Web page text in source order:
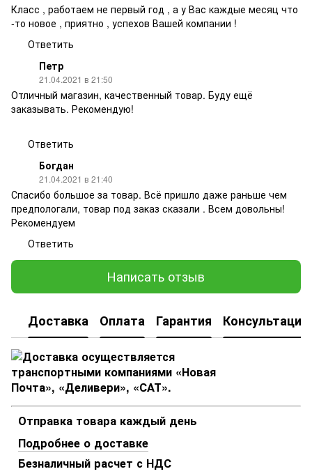
Класс , работаем не первый год , а у Вас каждые месяц что
-то новое , приятно , успехов Вашей компании !
Ответить
Петр
21.04.2021 в 21:50
Отличный магазин, качественный товар. Буду ещё
заказывать. Рекомендую!
Ответить
Богдан
21.04.2021 в 21:40
Спасибо большое за товар. Всё пришло даже раньше чем
предпологали, товар под заказ сказали . Всем довольны!
Рекомендуем
Ответить
Написать отзыв
Доставка Оплата Гарантия Консультация
Отправка товара каждый день
Подробнее о доставке
Безналичный расчет с НДС